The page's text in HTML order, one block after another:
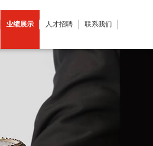
业绩展示 人才招聘 联系我们